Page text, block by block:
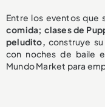
Entre los eventos que
comida; clases de
peludito, construye
con noches de baile
Mundo Market para